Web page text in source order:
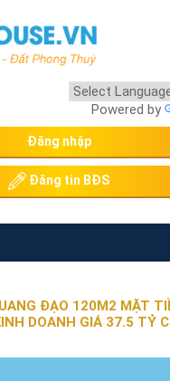
Powered by
Đăng nhập
Đăng tin BĐS
ĐẠO 120M2 MẶT
DOANH GIÁ 37.5 TỶ